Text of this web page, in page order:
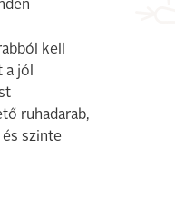
kell
jól
ruhadarab,
és szinte